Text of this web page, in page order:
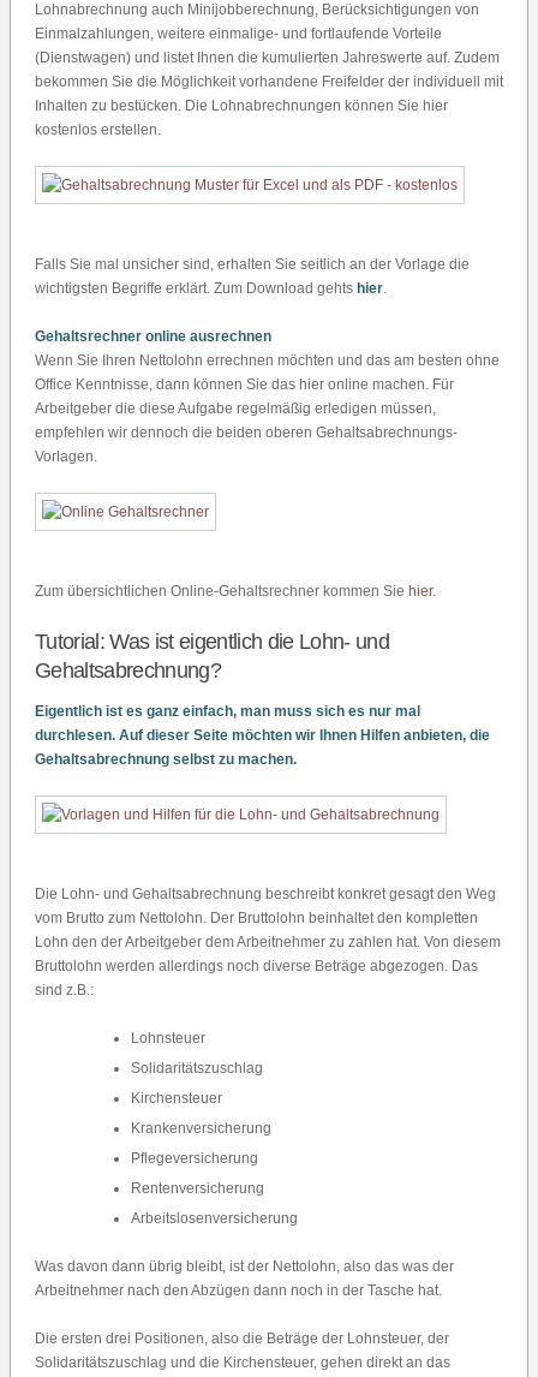
Lohnabrechnung auch Minijobberechnung, Berücksichtigungen von
Einmalzahlungen, weitere einmalige- und fortlaufende Vorteile
(Dienstwagen) und listet Ihnen die kumulierten Jahreswerte auf. Zudem
bekommen Sie die Möglichkeit vorhandene Freifelder der individuell mit
Inhalten zu bestücken. Die Lohnabrechnungen können Sie hier
kostenlos erstellen.
Falls Sie mal unsicher sind, erhalten Sie seitlich an der Vorlage die
wichtigsten Begriffe erklärt. Zum Download gehts hier.
Gehaltsrechner online ausrechnen
Wenn Sie Ihren Nettolohn errechnen möchten und das am besten ohne
Office Kenntnisse, dann können Sie das hier online machen. Für
Arbeitgeber die diese Aufgabe regelmäßig erledigen müssen,
empfehlen wir dennoch die beiden oberen Gehaltsabrechnungs-
Vorlagen.
Zum übersichtlichen Online-Gehaltsrechner kommen Sie hier.
Tutorial: Was ist eigentlich die Lohn- und
Gehaltsabrechnung?
Eigentlich ist es ganz einfach, man muss sich es nur mal
durchlesen. Auf dieser Seite möchten wir Ihnen Hilfen anbieten, die
Gehaltsabrechnung selbst zu machen.
Die Lohn- und Gehaltsabrechnung beschreibt konkret gesagt den Weg
vom Brutto zum Nettolohn. Der Bruttolohn beinhaltet den kompletten
Lohn den der Arbeitgeber dem Arbeitnehmer zu zahlen hat. Von diesem
Bruttolohn werden allerdings noch diverse Beträge abgezogen. Das
sind z.B.:
Lohnsteuer
Solidaritätszuschlag
Kirchensteuer
Krankenversicherung
Pflegeversicherung
Rentenversicherung
Arbeitslosenversicherung
Was davon dann übrig bleibt, ist der Nettolohn, also das was der
Arbeitnehmer nach den Abzügen dann noch in der Tasche hat.
Die ersten drei Positionen, also die Beträge der Lohnsteuer, der
Solidaritätszuschlag und die Kirchensteuer, gehen direkt an das